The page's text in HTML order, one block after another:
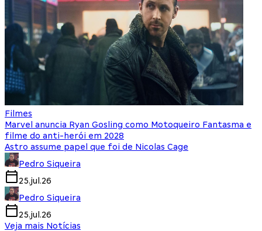
Filmes
Marvel anuncia Ryan Gosling como Motoqueiro Fantasma e
filme do anti-herói em 2028
Astro assume papel que foi de Nicolas Cage
Pedro Siqueira
25.jul.26
Pedro Siqueira
25.jul.26
Veja mais Notícias